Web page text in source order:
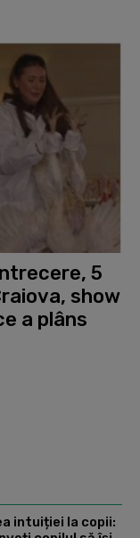
5
show
a plâns
intuiției la copii: